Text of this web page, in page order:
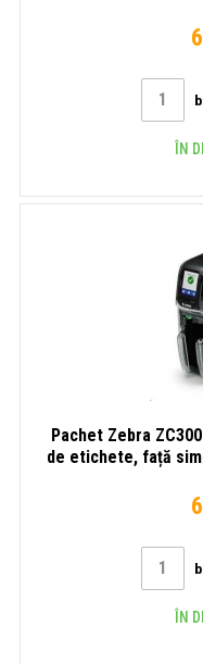
ÎN
Pachet Zebra
de etichete, față
ÎN